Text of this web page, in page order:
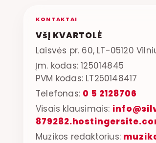
KONTAKTAI
VšĮ KVARTOLĖ
Laisvės pr. 60, LT-05120
Įm. kodas: 125014845
PVM kodas: LT250148417
Telefonas: 0 5 2128706
Visais klausimais:
Muzikos redaktorius: